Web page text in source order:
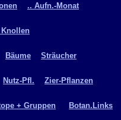
.. Aufn.-Monat
Bäume Sträucher
Nutz-Pfl. Zier-Pflanzen
+ Gruppen Botan.Links